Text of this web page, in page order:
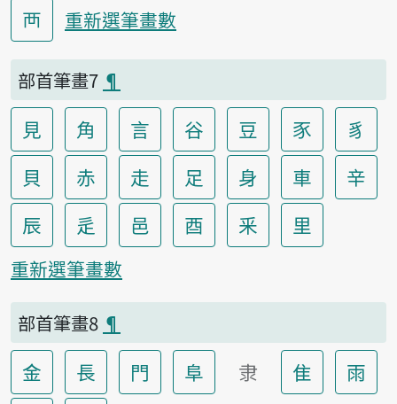
襾
重新選筆畫數
部首筆畫7 ¶
見 角 言 谷 豆 豕
豸
貝
赤 走 足 身 車
辛
辰
辵 邑 酉 釆 里
重新選筆畫數
部首筆畫8 ¶
金 長 門 阜 隶 隹
雨